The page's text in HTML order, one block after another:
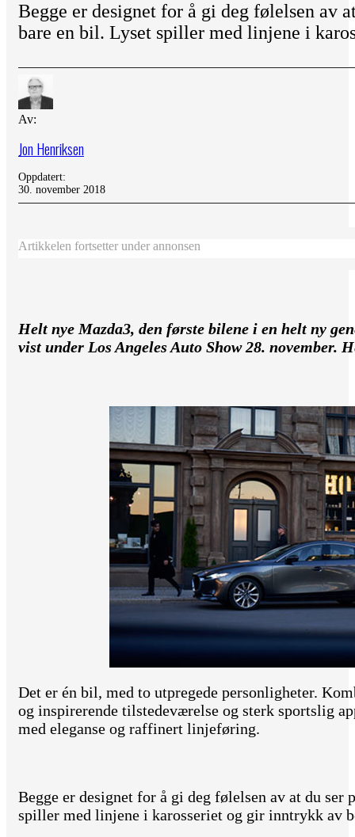
Begge er designet for å gi deg følelsen av
bare en bil. Lyset spiller med linjene i
Av:
Jon Henriksen
Oppdatert:
30. november 2018
Artikkelen fortsetter under annonsen
Helt nye Mazda3, den første bilene i en helt ny
vist under Los Angeles Auto Show 28. november.
Det er én bil, med to utpregede personligheter.
og inspirerende tilstedeværelse og sterk sportslig
med eleganse og raffinert linjeføring.
Begge er designet for å gi deg følelsen av at du
spiller med linjene i karosseriet og gir inntrykk av